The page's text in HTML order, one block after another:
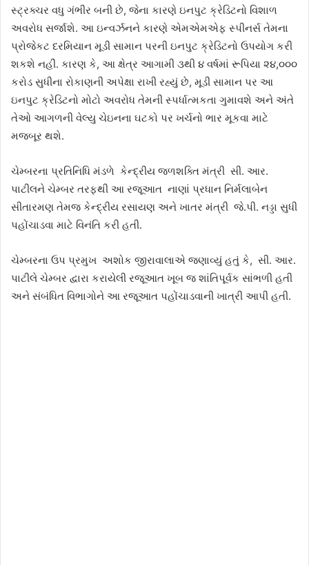
સ્ટ્રક્ચર વધુ ગંભીર બની છે, જેના કારણે ઇનપુટ ક્રેડિટનો વિશાળ
અવરોધ સર્જાશે. આ ઇન્વર્ઝનને કારણે એમએમએફ સ્પીનર્સ તેમના
પ્રોજેકટ દરમિયાન મૂડી સામાન પરની ઇનપુટ ક્રેડિટનો ઉપયોગ કરી
શકશે નહીં. કારણ કે, આ ક્ષેત્ર આગામી ૩થી ૪ વર્ષમાં રૂપિયા ૨૪,૦૦૦
કરોડ સુધીના રોકાણની અપેક્ષા રાખી રહ્યું છે, મૂડી સામાન પર આ
ઇનપુટ ક્રેડિટનો મોટો અવરોધ તેમની સ્પર્ધાત્મકતા ગુમાવશે અને અંતે
તેઓ આગળની વેલ્યુ ચેઇનના ઘટકો પર ખર્ચનો ભાર મૂકવા માટે
મજબૂર થશે.
ચેમ્બરના પ્રતિનિધિ મંડળે કેન્દ્રીય જળશક્તિ મંત્રી સી. આર.
પાટીલને ચેમ્બર તરફથી આ રજૂઆત નાણાં પ્રધાન નિર્મલાબેન
સીતારમણ તેમજ કેન્દ્રીય રસાયણ અને ખાતર મંત્રી જે.પી. નડ્ડા સુધી
પહોંચાડવા માટે વિનંતિ કરી હતી.
ચેમ્બરના ઉપ પ્રમુખ અશોક જીરાવાલાએ જણાવ્યું હતું કે, સી. આર.
પાટીલે ચેમ્બર દ્વારા કરાયેલી રજૂઆત ખૂબ જ શાંતિપૂર્વક સાંભળી હતી
અને સંબંધિત વિભાગોને આ રજૂઆત પહોંચાડવાની ખાત્રી આપી હતી.